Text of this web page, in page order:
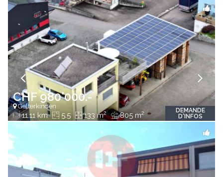
CHF 980'000.-
Gelterkinden
11.11 km 5.5 133 m2 805 m2
DEMANDE
D'INFOS